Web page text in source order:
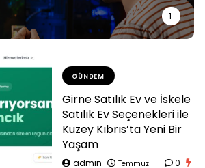
1
GÜNDEM
Girne Satılık Ev ve İskele
Satılık Ev Seçenekleri ile
Kuzey Kıbrıs’ta Yeni Bir
Yaşam
admin
Temmuz
0